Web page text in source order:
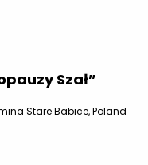
Szał”
Stare Babice, Poland